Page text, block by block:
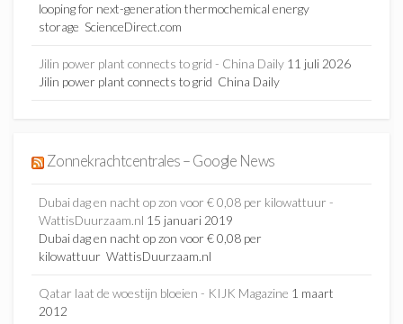
looping for next-generation thermochemical energy
storage ScienceDirect.com
Jilin power plant connects to grid - China Daily 11 juli 2026
Jilin power plant connects to grid China Daily
Zonnekrachtcentrales – Google News
Dubai dag en nacht op zon voor € 0,08 per kilowattuur -
WattisDuurzaam.nl 15 januari 2019
Dubai dag en nacht op zon voor € 0,08 per
kilowattuur WattisDuurzaam.nl
Qatar laat de woestijn bloeien - KIJK Magazine 1 maart
2012